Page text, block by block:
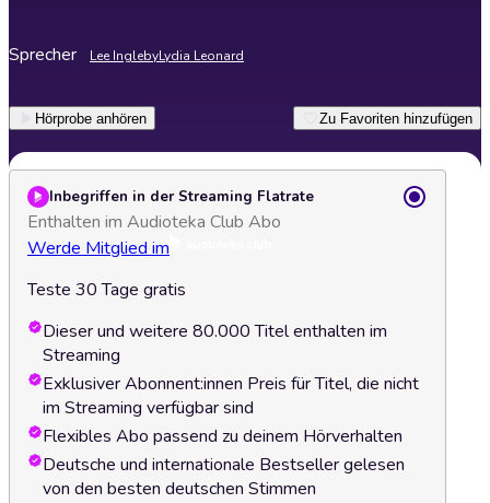
Sprecher Lee InglebyLydia Leonard
Hörprobe anhören Zu Favoriten hinzufügen
Inbegriffen in der Streaming Flatrate
Enthalten im Audioteka Club Abo
Werde Mitglied im
Teste 30 Tage gratis
Dieser und weitere 80.000 Titel enthalten im
Streaming
Exklusiver Abonnent:innen Preis für Titel, die nicht
im Streaming verfügbar sind
Flexibles Abo passend zu deinem Hörverhalten
Deutsche und internationale Bestseller gelesen
von den besten deutschen Stimmen